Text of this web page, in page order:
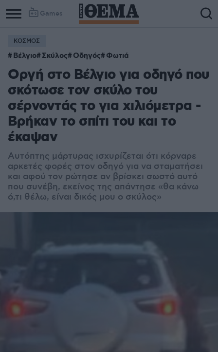
Games
Column
1
Column
2
ΚΟΣΜΟΣ
Βέλγιο Σκύλος Οδηγός Φωτιά
Οργή στο Βέλγιο για οδηγό που
σκότωσε τον σκύλο του
σέρνοντάς το για χιλιόμετρα -
Βρήκαν το σπίτι του και το
έκαψαν
Aυτόπτης μάρτυρας ισχυρίζεται ότι κόρναρε
αρκετές φορές στον οδηγό για να σταματήσει
και αφού τον ρώτησε αν βρίσκει σωστό αυτό
που συνέβη, εκείνος της απάντησε «θα κάνω
ό,τι θέλω, είναι δικός μου ο σκύλος»